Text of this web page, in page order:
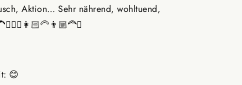
Aktion… Sehr nährend, wohltuend,
😊